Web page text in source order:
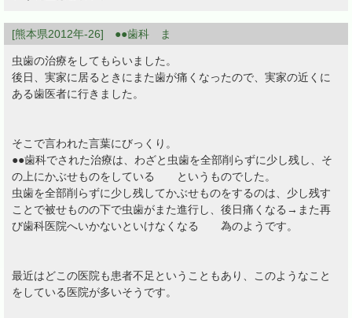
[熊本県2012年-26] ●●歯科 ま
虫歯の治療をしてもらいました。
後日、実家に居るときにまた歯が痛くなったので、実家の近くに
ある歯医者に行きました。
そこで言われた言葉にびっくり。
●●歯科でされた治療は、わざと虫歯を全部削らずに少し残し、そ
の上にかぶせものをしている というものでした。
虫歯を全部削らずに少し残してかぶせものをするのは、少し残す
ことで被せものの下で虫歯がまた進行し、後日痛くなる→また再
び歯科医院へいかないといけなくなる 為のようです。
最近はどこの医院も患者不足ということもあり、このようなこと
をしている医院が多いそうです。